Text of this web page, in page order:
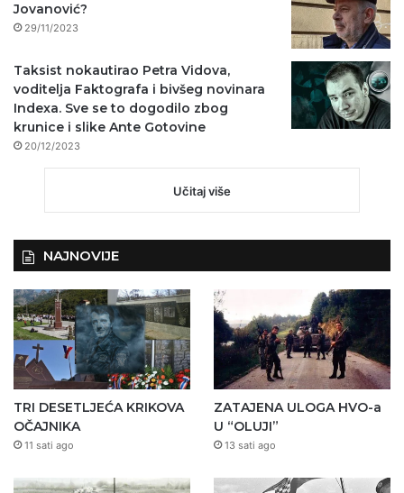
Jovanović?
29/11/2023
Taksist nokautirao Petra Vidova,
voditelja Faktografa i bivšeg novinara
Indexa. Sve se to dogodilo zbog
krunice i slike Ante Gotovine
20/12/2023
Učitaj više
NAJNOVIJE
TRI DESETLJEĆA KRIKOVA
OČAJNIKA
11 sati ago
ZATAJENA ULOGA HVO-a
U “OLUJI”
13 sati ago